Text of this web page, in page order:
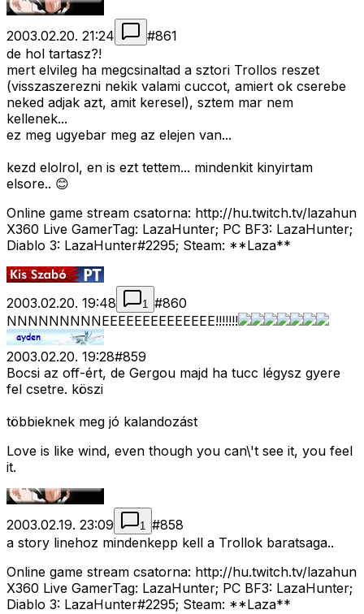
2003.02.20. 21:24 #861
de hol tartasz?!
mert elvileg ha megcsinaltad a sztori Trollos reszet
(visszaszerezni nekik valami cuccot, amiert ok cserebe
neked adjak azt, amit keresel), sztem mar nem
kellenek...
ez meg ugyebar meg az elejen van...
kezd elolrol, en is ezt tettem... mindenkit kinyirtam
elsore.. 😊
Online game stream csatorna: http://hu.twitch.tv/lazahun
X360 Live GamerTag: LazaHunter; PC BF3: LazaHunter;
Diablo 3: LazaHunter#2295; Steam: **Laza**
2003.02.20. 19:48 1 #860
NNNNNNNNNEEEEEEEEEEEEEE!!!!!!!
2003.02.20. 19:28#859
Bocsi az off-ért, de Gergou majd ha tucc légysz gyere
fel csetre. köszi
többieknek meg jó kalandozást
Love is like wind, even though you can\'t see it, you feel
it.
2003.02.19. 23:09 1 #858
a story linehoz mindenkepp kell a Trollok baratsaga..
Online game stream csatorna: http://hu.twitch.tv/lazahun
X360 Live GamerTag: LazaHunter; PC BF3: LazaHunter;
Diablo 3: LazaHunter#2295; Steam: **Laza**